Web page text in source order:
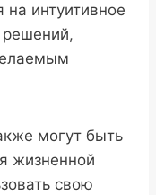
на интуитивное
решений,
могут быть
жизненной
свою